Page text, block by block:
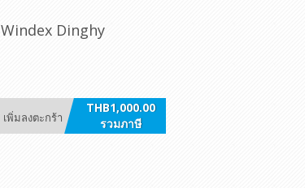
Windex Dinghy
THB1,000.00
รวมภาษี
เพิ่มลงตะกร้า